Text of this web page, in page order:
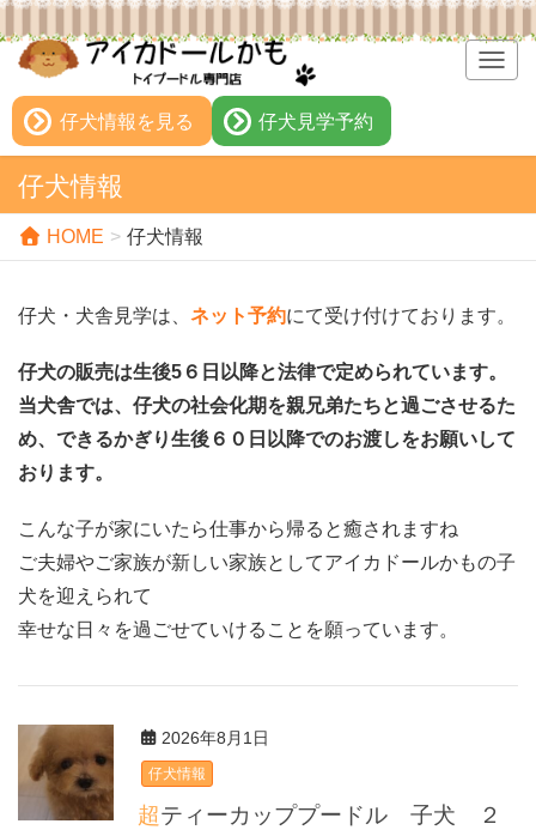
T
g
t
i
o
仔犬情報を見る 仔犬見学予約
仔犬情報
HOME 仔犬情報
仔犬・犬舎見学は、 ネット予約にて受け付けております。
仔犬の販売は生後5６日以降と法律で定められています。
当犬舎では、仔犬の社会化期を親兄弟たちと過ごさせるた
め、できるかぎり生後６０日以降でのお渡しをお願いして
おります。
こんな子が家にいたら仕事から帰ると癒されますね
ご夫婦やご家族が新しい家族としてアイカドールかもの子
犬を迎えられて
幸せな日々を過ごせていけることを願っています。
2026年8月1日
仔犬情報
超ティーカッププードル 子犬 ２